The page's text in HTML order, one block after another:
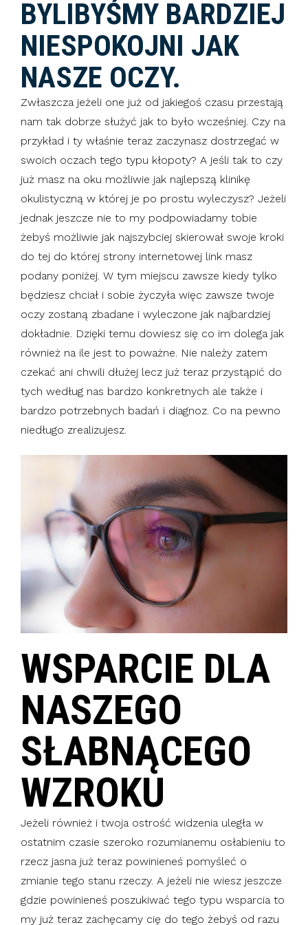
BYLIBYŚMY BARDZIEJ
NIESPOKOJNI JAK
NASZE OCZY.
Zwłaszcza jeżeli one już od jakiegoś czasu przestają
nam tak dobrze służyć jak to było wcześniej. Czy na
przykład i ty właśnie teraz zaczynasz dostrzegać w
swoich oczach tego typu kłopoty? A jeśli tak to czy
już masz na oku możliwie jak najlepszą klinikę
okulistyczną w której je po prostu wyleczysz? Jeżeli
jednak jeszcze nie to my podpowiadamy tobie
żebyś możliwie jak najszybciej skierował swoje kroki
do tej do której strony internetowej link masz
podany poniżej. W tym miejscu zawsze kiedy tylko
będziesz chciał i sobie życzyła więc zawsze twoje
oczy zostaną zbadane i wyleczone jak najbardziej
dokładnie. Dzięki temu dowiesz się co im dolega jak
również na ile jest to poważne. Nie należy zatem
czekać ani chwili dłużej lecz już teraz przystąpić do
tych według nas bardzo konkretnych ale także i
bardzo potrzebnych badań i diagnoz. Co na pewno
niedługo zrealizujesz.
WSPARCIE DLA
NASZEGO
SŁABNĄCEGO
WZROKU
Jeżeli również i twoja ostrość widzenia uległa w
ostatnim czasie szeroko rozumianemu osłabieniu to
rzecz jasna już teraz powinieneś pomyśleć o
zmianie tego stanu rzeczy. A jeżeli nie wiesz jeszcze
gdzie powinieneś poszukiwać tego typu wsparcia to
my już teraz zachęcamy cię do tego żebyś od razu